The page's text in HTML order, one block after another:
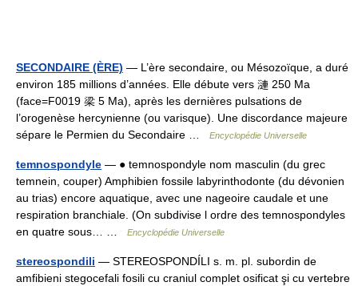
SECONDAIRE (ÈRE) — L’ère secondaire, ou Mésozoïque, a duré
environ 185 millions d’années. Elle débute vers 漣 250 Ma
(face=F0019 梁 5 Ma), après les dernières pulsations de
l’orogenèse hercynienne (ou varisque). Une discordance majeure
sépare le Permien du Secondaire …
Encyclopédie Universelle
temnospondyle — ● temnospondyle nom masculin (du grec
temnein, couper) Amphibien fossile labyrinthodonte (du dévonien
au trias) encore aquatique, avec une nageoire caudale et une
respiration branchiale. (On subdivise l ordre des temnospondyles
en quatre sous… …
Encyclopédie Universelle
stereospondili — STEREOSPONDÍLI s. m. pl. subordin de
amfibieni stegocefali fosili cu craniul complet osificat şi cu vertebre